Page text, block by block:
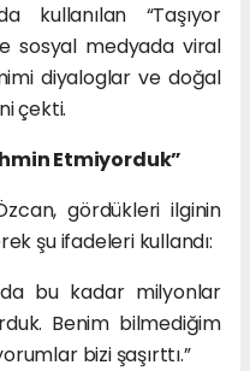
kullanılan “Taşıyor
sosyal medyada viral
diyaloglar ve doğal
çekti.
Etmiyorduk”
gördükleri ilginin
şu ifadeleri kullandı:
bu kadar milyonlar
Benim bilmediğim
bizi şaşırttı.”